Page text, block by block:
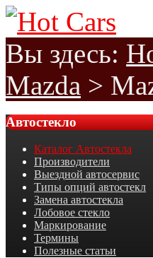
Вы здесь:
Mazda >
Автостекло
Каталог Автостекла
Производители
Выездной автосервис
Типы опций автостекл
Замена автостекла
Лобовое стекло
Маркирование
Термины
Полезные статьи